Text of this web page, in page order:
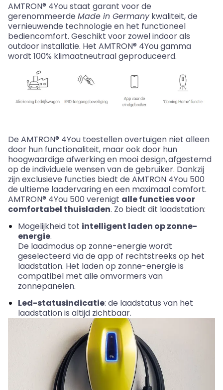
AMTRON® 4You staat garant voor de
gerenommeerde Made in Germanykwaliteit, de
vernieuwende technologie en het functioneel
bediencomfort. Geschikt voor zowel indoor als
outdoor installatie. Het AMTRON® 4You gamma
wordt 100% klimaatneutraal geproduceerd.
De AMTRON® 4You toestellen overtuigen niet alleen
door hun functionaliteit, maar ook door hun
hoogwaardige afwerking en mooi design, afgestemd
op de individuele wensen van de gebruiker. Dankzij
zijn exclusieve functies biedt de AMTRON 4You 500
de ultieme laadervaring en een maximaal comfort.
AMTRON® 4You 500 verenigt alle functies voor
comfortabel thuisladen. Zo biedt dit laadstation:
Mogelijkheid tot intelligent laden op zonne-
energie.
De laadmodus op zonne-energie wordt
geselecteerd via de app of rechtstreeks op het
laadstation. Het laden op zonne-energie is
compatibel met alle omvormers van
zonnepanelen.
Led-statusindicatie: de laadstatus van het
laadstation is altijd zichtbaar.